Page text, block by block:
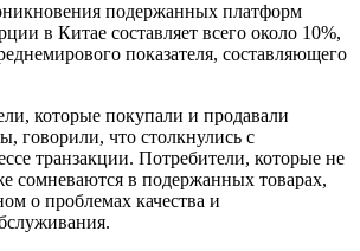
подержанных платформ
в Китае составляет всего около 10%,
показателя, составляющего
которые покупали и продавали
говорили, что столкнулись с
транзакции. Потребители, которые не
сомневаются в подержанных товарах,
о проблемах качества и